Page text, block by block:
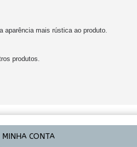
aparência mais rústica ao produto.
produtos.
MINHA CONTA